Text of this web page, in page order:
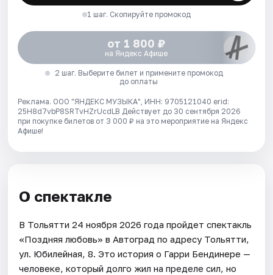
1 шаг. Скопируйте промокод
от 1 800 ₽
на Яндекс Афише
2 шаг. Выберите билет и примените промокод
до оплаты
Реклама. ООО "ЯНДЕКС МУЗЫКА", ИНН: 9705121040 erid:
25H8d7vbP8SRTvHZrUcdLB Действует до 30 сентября 2026
при покупке билетов от 3 000 ₽ на это мероприятие на Яндекс
Афише!
О спектакле
В Тольятти 24 ноября 2026 года пройдет спектакль
«Поздняя любовь» в Автоград по адресу Тольятти,
ул. Юбилейная, 8. Это история о Гарри Бендинере —
человеке, который долго жил на пределе сил, но